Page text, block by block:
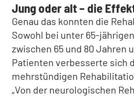
Jung oder alt – die
Genau das konnten die
Sowohl bei unter 65-
zwischen 65 und 80 Jahren
Patienten verbesserte sich
mehrstündigen
„Von der neurologischen